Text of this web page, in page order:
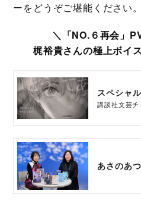
ーをどうぞご堪能ください。
＼「NO.６再会」
梶裕貴さんの極上ボイ
スペシャ
講談社文芸
あさのあ